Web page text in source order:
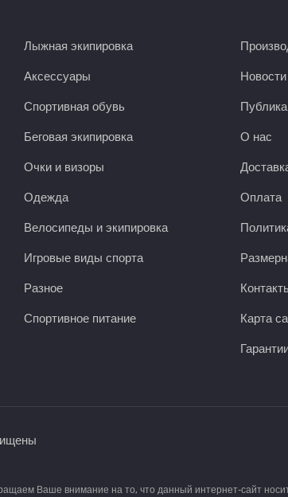
Лыжная экипировка
Аксессуары
Спортивная обувь
Беговая экипировка
Очки и визоры
Одежда
Велосипеды и экипировка
Игровые виды спорта
Разное
Спортивное питание
Новости
О нас
Оплата
Карта
Ваше внимание на то, что данный интернет-сайт